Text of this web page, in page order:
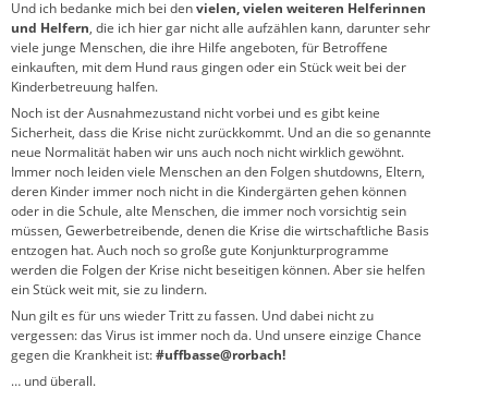
Und ich bedanke mich bei denvielen, vielen weiteren Helferinnen
und Helfern, die ich hier gar nicht alle aufzählen kann, darunter sehr
viele junge Menschen, die ihre Hilfe angeboten, für Betroffene
einkauften, mit dem Hund raus gingen oder ein Stück weit bei der
Kinderbetreuung halfen.
Noch ist der Ausnahmezustand nicht vorbei und es gibt keine
Sicherheit, dass die Krise nicht zurückkommt. Und an die so genannte
neue Normalität haben wir uns auch noch nicht wirklich gewöhnt.
Immer noch leiden viele Menschen an den Folgen shutdowns, Eltern,
deren Kinder immer noch nicht in die Kindergärten gehen können
oder in die Schule, alte Menschen, die immer noch vorsichtig sein
müssen, Gewerbetreibende, denen die Krise die wirtschaftliche Basis
entzogen hat. Auch noch so große gute Konjunkturprogramme
werden die Folgen der Krise nicht beseitigen können. Aber sie helfen
ein Stück weit mit, sie zu lindern.
Nun gilt es für uns wieder Tritt zu fassen. Und dabei nicht zu
vergessen: das Virus ist immer noch da. Und unsere einzige Chance
gegen die Krankheit ist:#uffbasse@rorbach!
… und überall.